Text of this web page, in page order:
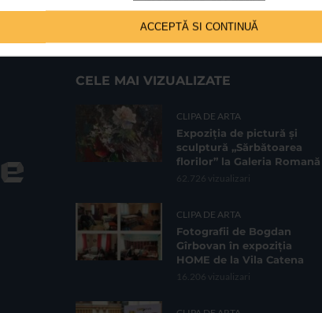
ACCEPTĂ SI CONTINUĂ
CELE MAI VIZUALIZATE
CLIPA DE ARTA
Expoziția de pictură și
sculptură „Sărbătoarea
florilor” la Galeria Romană
62.726 vizualizari
CLIPA DE ARTA
Fotografii de Bogdan
Gîrbovan în expoziția
HOME de la Vila Catena
16.206 vizualizari